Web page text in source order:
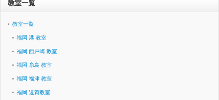
教室一覧
教室一覧
福岡 港 教室
福岡 西戸崎 教室
福岡 糸島 教室
福岡 福津 教室
福岡 遠賀教室